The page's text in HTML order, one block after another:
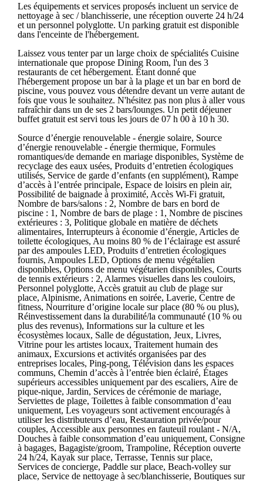
Les équipements et services proposés incluent un service de
nettoyage à sec / blanchisserie, une réception ouverte 24 h/24
et un personnel polyglotte. Un parking gratuit est disponible
dans l'enceinte de l'hébergement.
Laissez vous tenter par un large choix de spécialités Cuisine
internationale que propose Dining Room, l'un des 3
restaurants de cet hébergement. Étant donné que
l'hébergement propose un bar à la plage et un bar en bord de
piscine, vous pouvez vous détendre devant un verre autant de
fois que vous le souhaitez. N'hésitez pas non plus à aller vous
rafraîchir dans un de ses 2 bars/lounges. Un petit déjeuner
buffet gratuit est servi tous les jours de 07 h 00 à 10 h 30.
Source d’énergie renouvelable - énergie solaire, Source
d’énergie renouvelable - énergie thermique, Formules
romantiques/de demande en mariage disponibles, Système de
recyclage des eaux usées, Produits d’entretien écologiques
utilisés, Service de garde d’enfants (en supplément), Rampe
d’accès à l’entrée principale, Espace de loisirs en plein air,
Possibilité de baignade à proximité, Accès Wi-Fi gratuit,
Nombre de bars/salons : 2, Nombre de bars en bord de
piscine : 1, Nombre de bars de plage : 1, Nombre de piscines
extérieures : 3, Politique globale en matière de déchets
alimentaires, Interrupteurs à économie d’énergie, Articles de
toilette écologiques, Au moins 80 % de l’éclairage est assuré
par des ampoules LED, Produits d’entretien écologiques
fournis, Ampoules LED, Options de menu végétalien
disponibles, Options de menu végétarien disponibles, Courts
de tennis extérieurs : 2, Alarmes visuelles dans les couloirs,
Personnel polyglotte, Accès gratuit au club de plage sur
place, Alpinisme, Animations en soirée, Laverie, Centre de
fitness, Nourriture d’origine locale sur place (80 % ou plus),
Réinvestissement dans la durabilité/la communauté (10 % ou
plus des revenus), Informations sur la culture et les
écosystèmes locaux, Salle de dégustation, Jeux, Livres,
Vitrine pour les artistes locaux, Traitement humain des
animaux, Excursions et activités organisées par des
entreprises locales, Ping-pong, Télévision dans les espaces
communs, Chemin d’accès à l’entrée bien éclairé, Étages
supérieurs accessibles uniquement par des escaliers, Aire de
pique-nique, Jardin, Services de cérémonie de mariage,
Serviettes de plage, Toilettes à faible consommation d’eau
uniquement, Les voyageurs sont activement encouragés à
utiliser les distributeurs d’eau, Restauration privée/pour
couples, Accessible aux personnes en fauteuil roulant - N/A,
Douches à faible consommation d’eau uniquement, Consigne
à bagages, Bagagiste/groom, Trampoline, Réception ouverte
24 h/24, Kayak sur place, Terrasse, Tennis sur place,
Services de concierge, Paddle sur place, Beach-volley sur
place, Service de nettoyage à sec/blanchisserie, Boutiques sur